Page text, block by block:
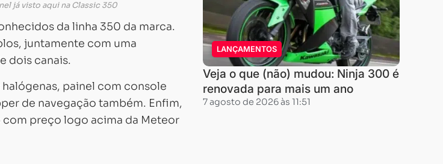
já visto aqui na Classic 350
da linha 350 da marca.
juntamente com uma
dois canais.
painel com console
de navegação também. Enfim,
preço logo acima da Meteor
LANÇAMENTOS
Veja o que (não) mudou: Ninja 300 é
renovada para mais um ano
7 agosto de 2026 às 11:51